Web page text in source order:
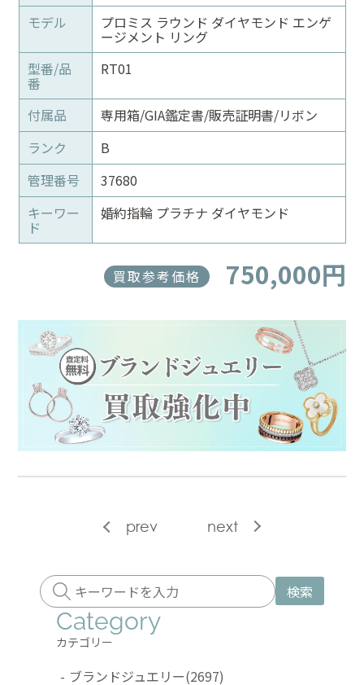
モデル
プロミス ラウンド ダイヤモンド エンゲ
ージメント リング
型番/品
番
RT01
付属品
専用箱/GIA鑑定書/販売証明書/リボン
ランク
B
管理番号
37680
キーワー
ド
婚約指輪 プラチナ ダイヤモンド
買取参考価格 750,000円
prev next
検索
Category
カテゴリー
- ブランドジュエリー(2697)